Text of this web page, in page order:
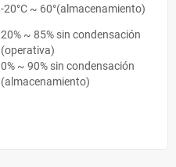
-20°C ~ 60°(almacenamiento)
20% ~ 85% sin condensación
(operativa)
0% ~ 90% sin condensación
(almacenamiento)